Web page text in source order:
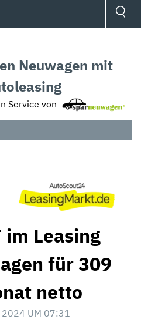
Neuwagen mit
Service von
im Leasing
für 309
netto
2024 UM 07:31